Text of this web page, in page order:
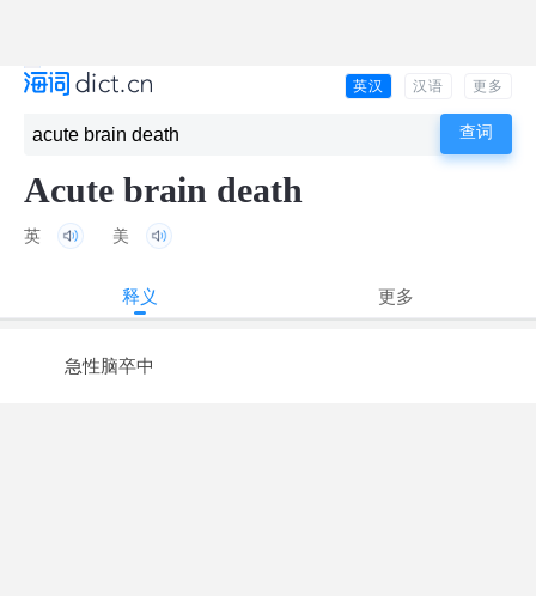
英汉 汉语 更多
Acute brain death
英 美
释义 更多
急性脑卒中